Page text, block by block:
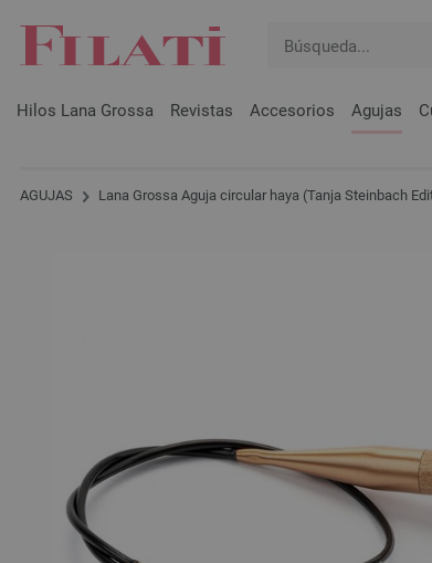
Hilos Lana Grossa Revistas Accesorios Agujas
AGUJAS Lana Grossa Aguja circular haya (Tanja Steinbach